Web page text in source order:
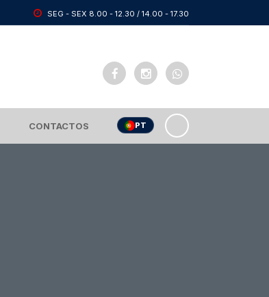
SEG - SEX 8.00 - 12.30 / 14.00 - 17.30
CONTACTOS PT